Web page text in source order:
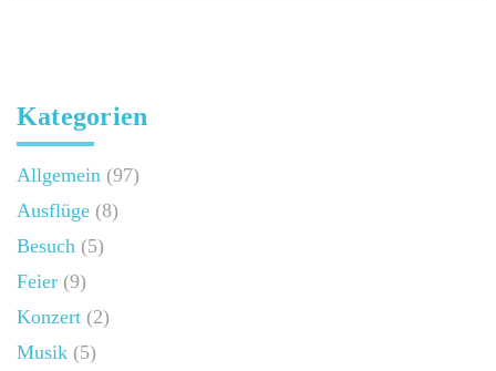
Kategorien
Allgemein (97)
Ausflüge (8)
Besuch (5)
Feier (9)
Konzert (2)
Musik (5)